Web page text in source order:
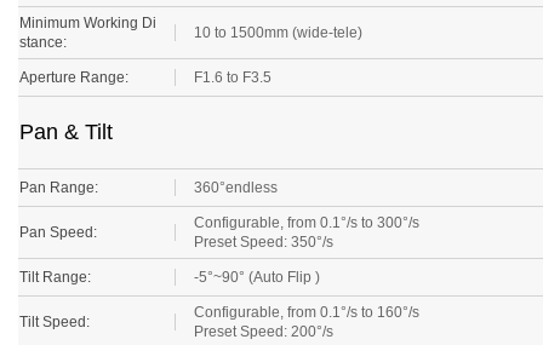
Minimum Working Di
stance:
10 to 1500mm (wide-tele)
Aperture Range: F1.6 to F3.5
Pan & Tilt
Pan Range: 360°endless
Pan Speed:
Configurable, from 0.1°/s to 300°/s
Preset Speed: 350°/s
Tilt Range: -5°~90° (Auto Flip )
Tilt Speed:
Configurable, from 0.1°/s to 160°/s
Preset Speed: 200°/s